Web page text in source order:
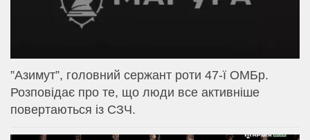
⁨”Азимут”, головний сержант роти 47-ї ОМБр.
Розповідає про те, що люди все активніше
повертаються із СЗЧ.